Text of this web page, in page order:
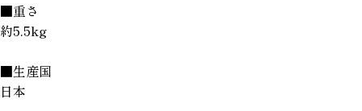
■重さ
約5.5kg
■生産国
日本